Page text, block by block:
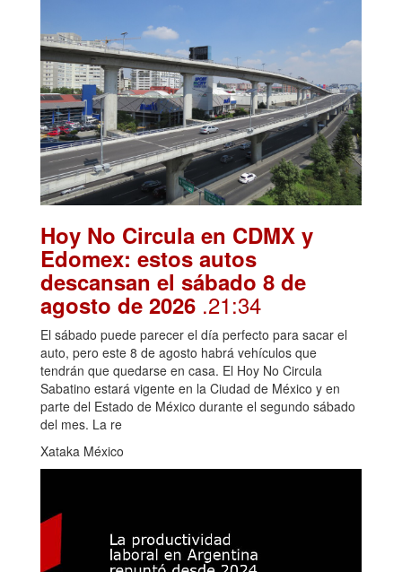
Hoy No Circula en CDMX y
Edomex: estos autos
descansan el sábado 8 de
agosto de 2026 .21:34
El sábado puede parecer el día perfecto para sacar el
auto, pero este 8 de agosto habrá vehículos que
tendrán que quedarse en casa. El Hoy No Circula
Sabatino estará vigente en la Ciudad de México y en
parte del Estado de México durante el segundo sábado
del mes. La re
Xataka México